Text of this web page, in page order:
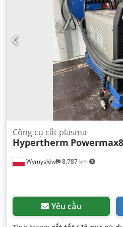
Wymysłów 8.787 km
Công cụ cắt plasma
Hypertherm
Yêu cầu